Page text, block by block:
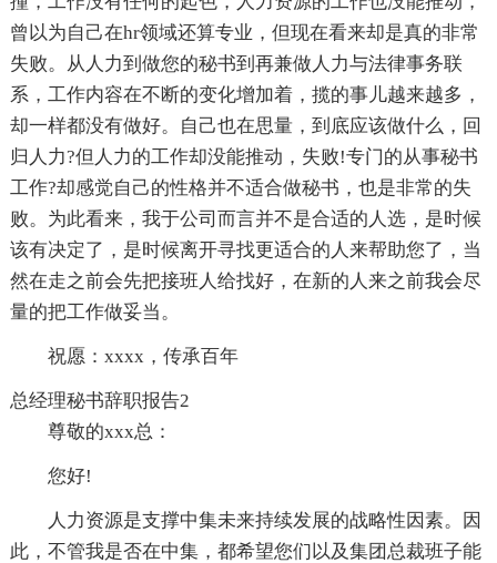
曾以为自己在hr领域还算专业，但现在看来却是真的非常
失败。从人力到做您的秘书到再兼做人力与法律事务联
系，工作内容在不断的变化增加着，揽的事儿越来越多，
却一样都没有做好。自己也在思量，到底应该做什么，回
归人力?但人力的工作却没能推动，失败!专门的从事秘书
工作?却感觉自己的性格并不适合做秘书，也是非常的失
败。为此看来，我于公司而言并不是合适的人选，是时候
该有决定了，是时候离开寻找更适合的人来帮助您了，当
然在走之前会先把接班人给找好，在新的人来之前我会尽
量的把工作做妥当。
祝愿：xxxx，传承百年
总经理秘书辞职报告2
尊敬的xxx总：
您好!
人力资源是支撑中集未来持续发展的战略性因素。因
此，不管我是否在中集，都希望您们以及集团总裁班子能